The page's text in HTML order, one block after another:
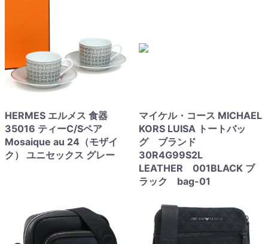
HERMES エルメス 食器
35016 ティーC/Sペア
Mosaique au 24（モザイ
ク） ユニセックス グレー
マイケル・コース MICHAEL
KORS LUISA トートバッ
グ ブランド
30R4G99S2L
LEATHER 001BLACK ブ
ラック bag-01